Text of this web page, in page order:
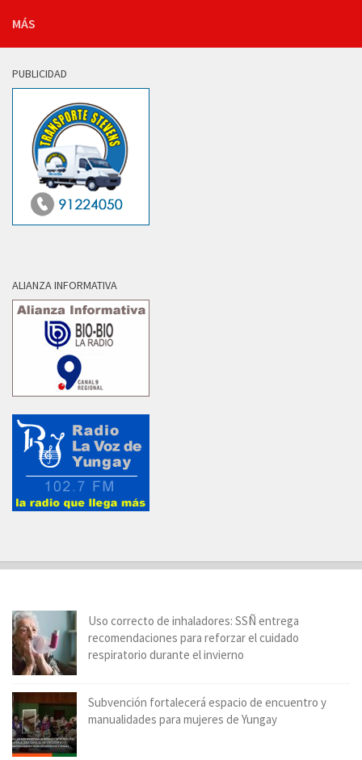
MÁS
PUBLICIDAD
ALIANZA INFORMATIVA
Uso correcto de inhaladores: SSÑ entrega
recomendaciones para reforzar el cuidado
respiratorio durante el invierno
Subvención fortalecerá espacio de encuentro y
manualidades para mujeres de Yungay